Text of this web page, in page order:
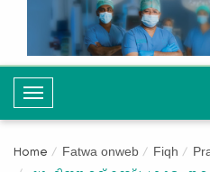
T
o
g
Home Fatwa onweb Fiqh